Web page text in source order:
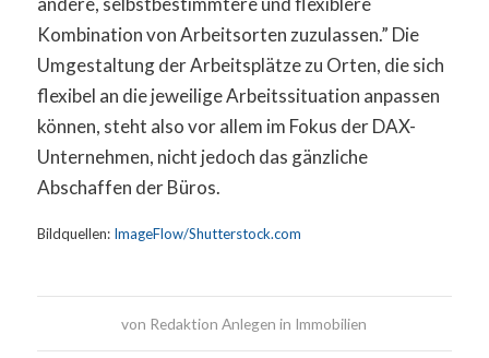
Kombination von Arbeitsorten zuzulassen.” Die
Umgestaltung der Arbeitsplätze zu Orten, die sich
flexibel an die jeweilige Arbeitssituation anpassen
können, steht also vor allem im Fokus der DAX-
Unternehmen, nicht jedoch das gänzliche
Abschaffen der Büros.
Bildquellen: ImageFlow/Shutterstock.com
von Redaktion Anlegen in Immobilien